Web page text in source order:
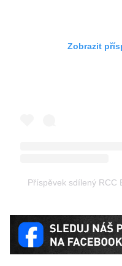
Zobrazit
Příspěvek sdílený RCC